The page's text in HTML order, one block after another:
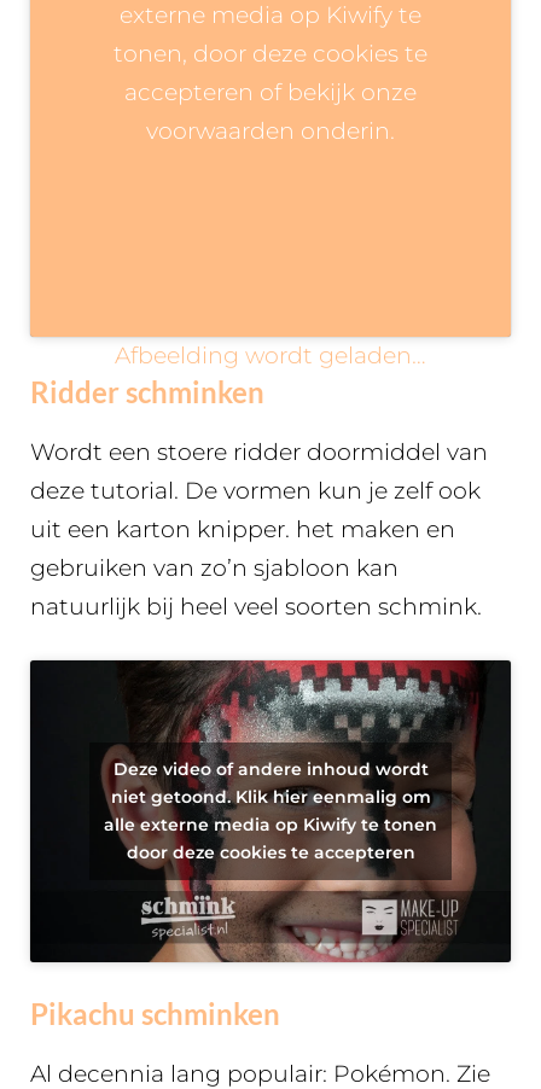
externe media op Kiwify te
tonen, door deze cookies te
accepteren of bekijk onze
voorwaarden onderin.
Afbeelding wordt geladen…
Ridder schminken
Wordt een stoere ridder doormiddel van
deze tutorial. De vormen kun je zelf ook
uit een karton knipper. het maken en
gebruiken van zo’n sjabloon kan
natuurlijk bij heel veel soorten schmink.
Deze video of andere inhoud wordt
niet getoond. Klik hier eenmalig om
alle externe media op Kiwify te tonen
door deze cookies te accepteren
Pikachu schminken
Al decennia lang populair: Pokémon. Zie